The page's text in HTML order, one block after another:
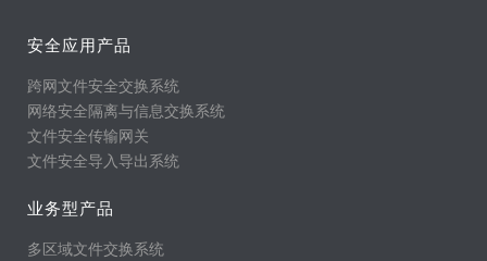
安全应用产品
跨网文件安全交换系统
网络安全隔离与信息交换系统
文件安全传输网关
文件安全导入导出系统
业务型产品
多区域文件交换系统